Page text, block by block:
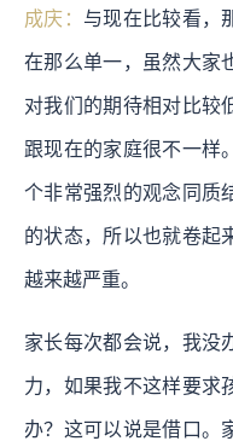
成庆： 与现在比较看，
在那么单一，虽然大家
对我们的期待相对比较
跟现在的家庭很不一样
个非常强烈的观念同质
的状态，所以也就卷起
越来越严重。
家长每次都会说，我没
力，如果我不这样要求
办？这可以说是借口。